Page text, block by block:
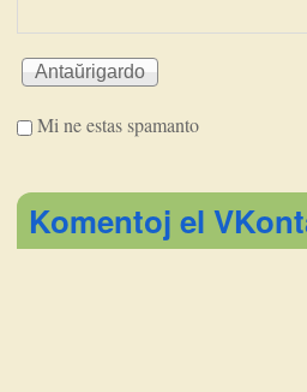
Mi ne estas spamanto
I'm a spammer
Komentoj el